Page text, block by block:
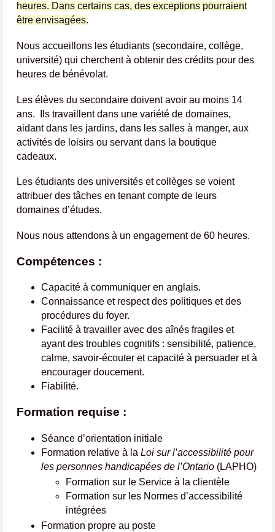
heures. Dans certains cas, des exceptions pourraient
être envisagées.
Nous accueillons les étudiants (secondaire, collège,
université) qui cherchent à obtenir des crédits pour des
heures de bénévolat.
Les élèves du secondaire doivent avoir au moins 14
ans. Ils travaillent dans une variété de domaines,
aidant dans les jardins, dans les salles à manger, aux
activités de loisirs ou servant dans la boutique
cadeaux.
Les étudiants des universités et collèges se voient
attribuer des tâches en tenant compte de leurs
domaines d’études.
Nous nous attendons à un engagement de 60 heures.
Compétences :
Capacité à communiquer en anglais.
Connaissance et respect des politiques et des
procédures du foyer.
Facilité à travailler avec des aînés fragiles et
ayant des troubles cognitifs : sensibilité, patience,
calme, savoir-écouter et capacité à persuader et à
encourager doucement.
Fiabilité.
Formation requise :
Séance d’orientation initiale
Formation relative à la Loi sur l’accessibilité pour
les personnes handicapées de l’Ontario (LAPHO)
Formation sur le Service à la clientèle
Formation sur les Normes d’accessibilité
intégrées
Formation propre au poste